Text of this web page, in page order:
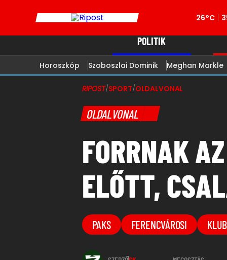
26°C
POLITIK
Horoszkóp Szoboszlai Dominik Meghan Markle
RIPOST/SPORT/OLDALVONAL
OLDALVONAL
FORRNAK
ELŐTT,
PAKS FERENCVÁROSI KLUB